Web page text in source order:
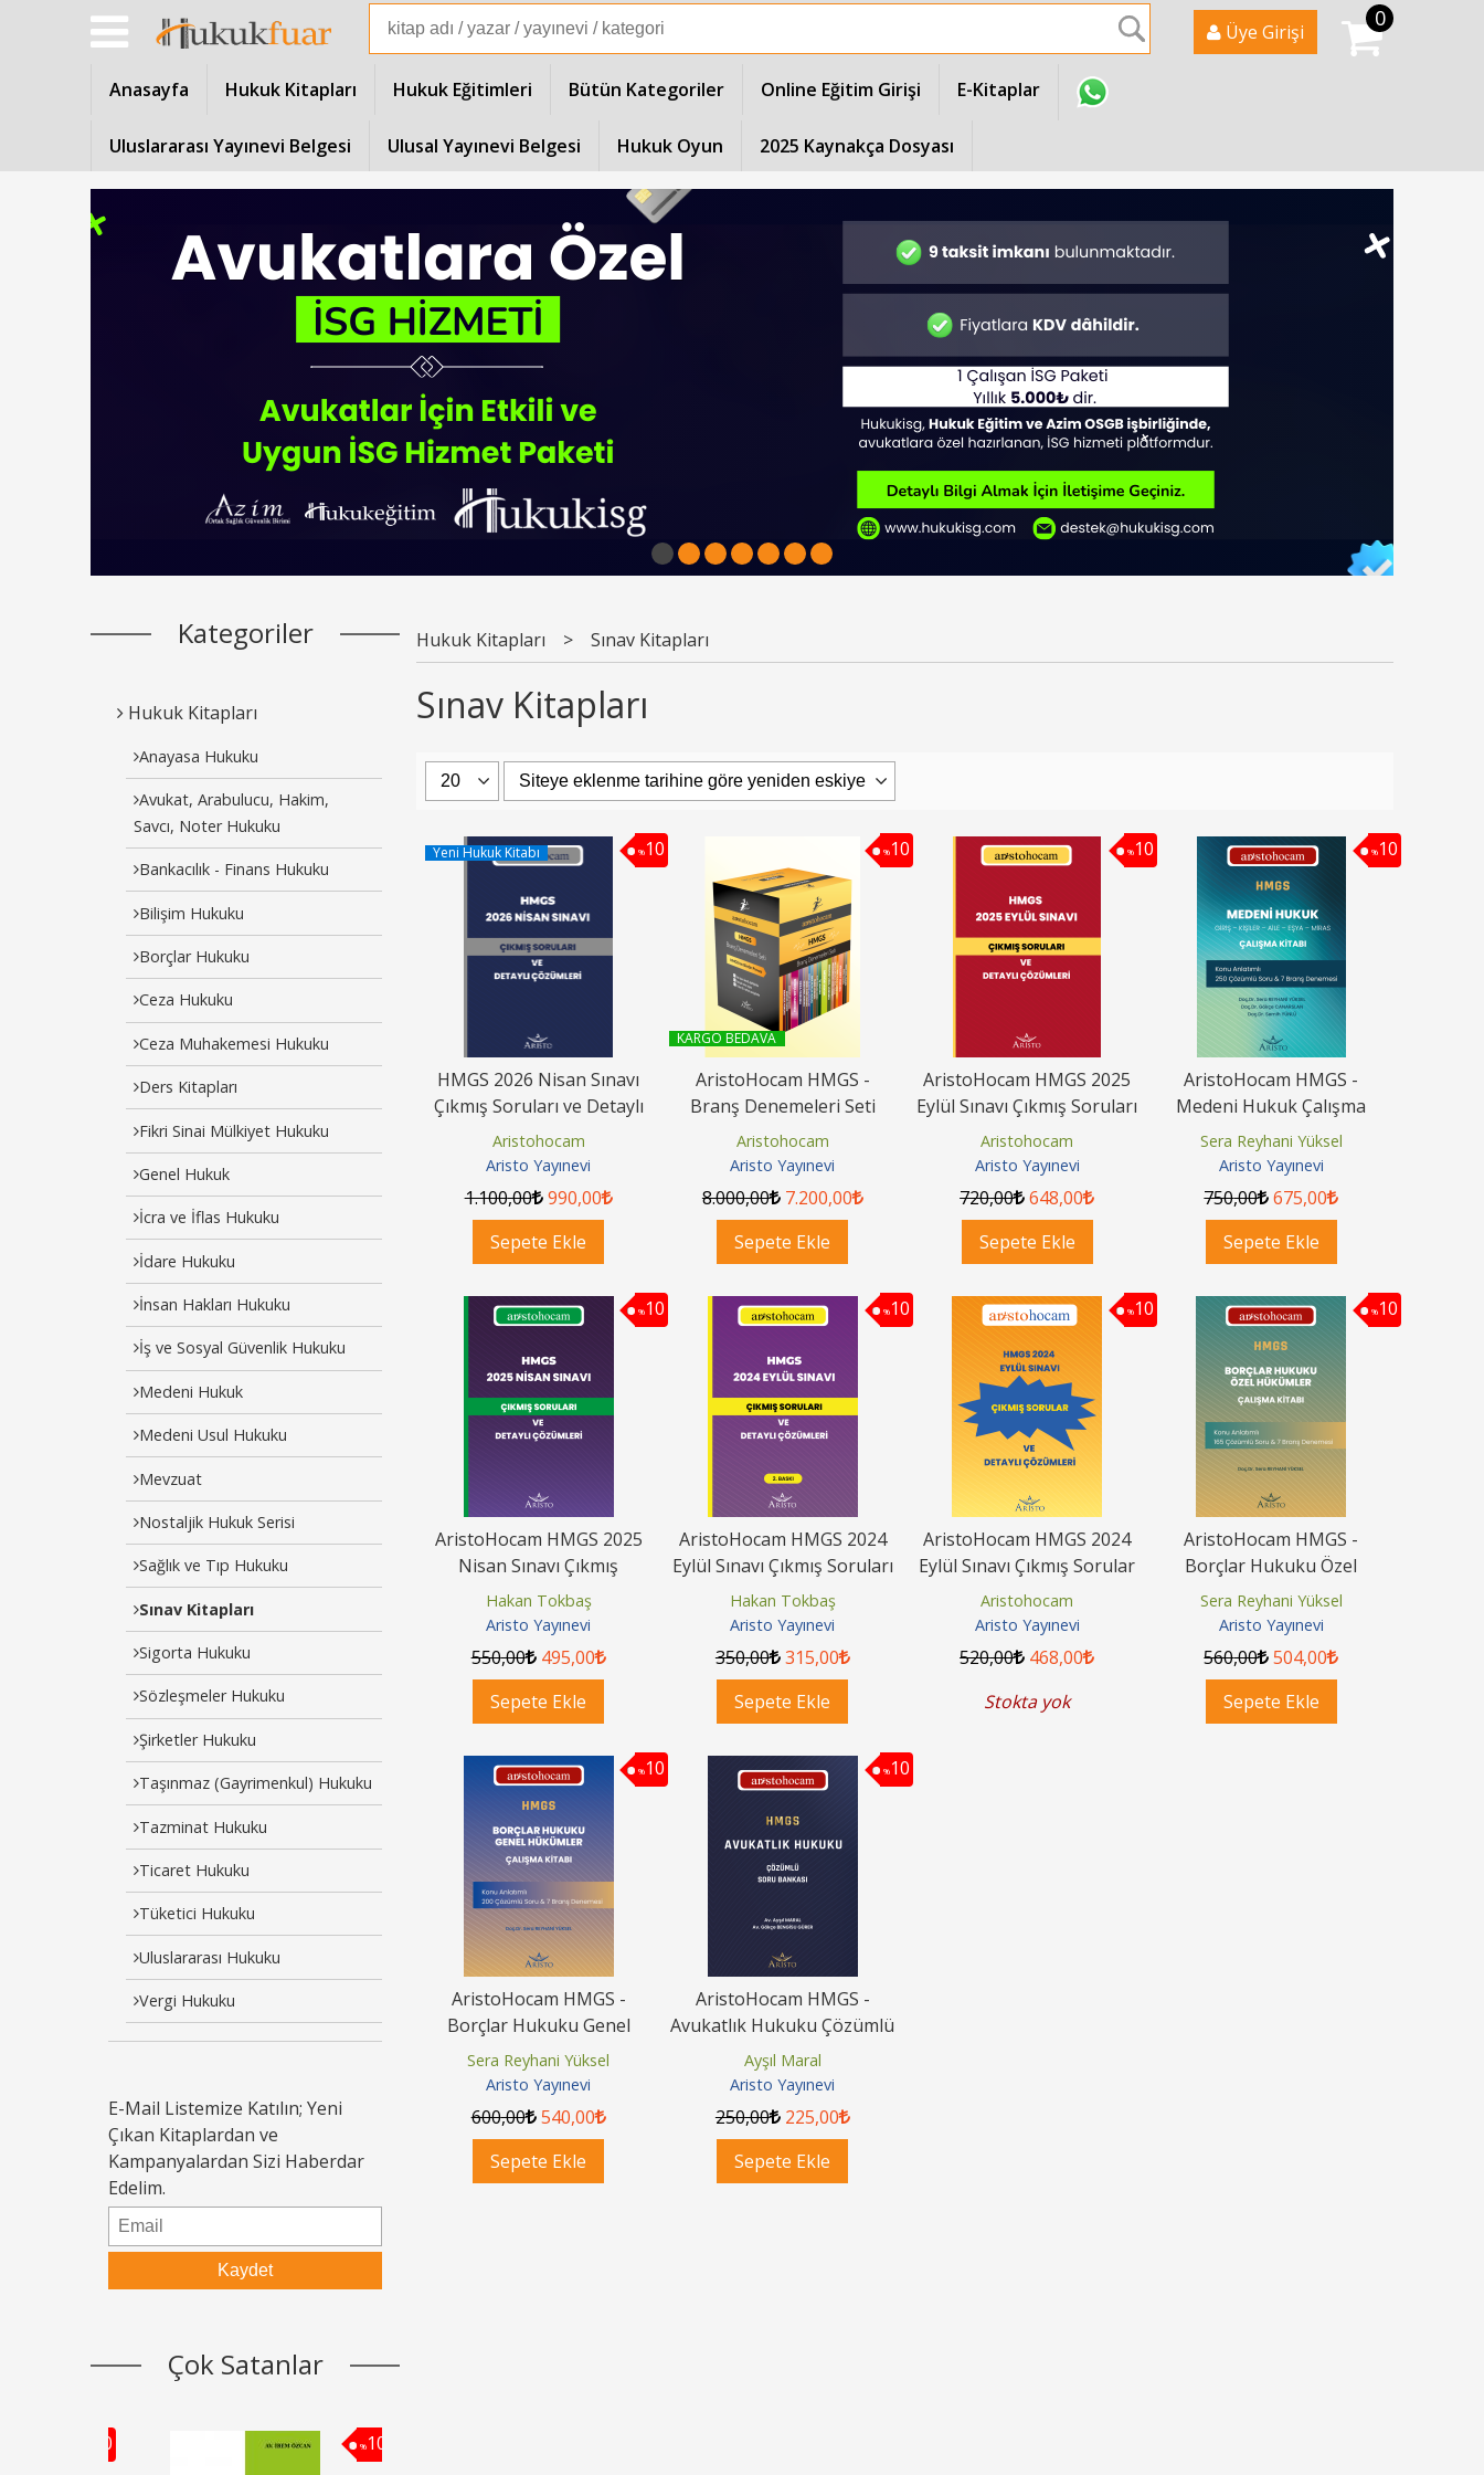
0
Üye Girişi
Anasayfa Hukuk Kitapları Hukuk Eğitimleri Bütün Kategoriler Online Eğitim Girişi E-Kitaplar
Uluslararası Yayınevi Belgesi Ulusal Yayınevi Belgesi Hukuk Oyun 2025 Kaynakça Dosyası
1 2 3 4 5 6
Kategoriler
Hukuk Kitapları
Anayasa Hukuku
Avukat, Arabulucu, Hakim,
Savcı, Noter Hukuku
Bankacılık - Finans Hukuku
Bilişim Hukuku
Borçlar Hukuku
Ceza Hukuku
Ceza Muhakemesi Hukuku
Ders Kitapları
Fikri Sinai Mülkiyet Hukuku
Genel Hukuk
İcra ve İflas Hukuku
İdare Hukuku
İnsan Hakları Hukuku
İş ve Sosyal Güvenlik Hukuku
Medeni Hukuk
Medeni Usul Hukuku
Mevzuat
Nostaljik Hukuk Serisi
Sağlık ve Tıp Hukuku
Sınav Kitapları
Sigorta Hukuku
Sözleşmeler Hukuku
Şirketler Hukuku
Taşınmaz (Gayrimenkul) Hukuku
Tazminat Hukuku
Ticaret Hukuku
Tüketici Hukuku
Uluslararası Hukuku
Vergi Hukuku
E-Mail Listemize Katılın; Yeni
Çıkan Kitaplardan ve
Kampanyalardan Sizi Haberdar
Edelim.
Çok Satanlar
10 %10
Hukuk Kitapları > Sınav Kitapları
Sınav Kitapları
%10
Yeni Hukuk Kitabı
HMGS 2026 Nisan Sınavı
Çıkmış Soruları ve Detaylı
Çözümleri
Aristohocam
Aristo Yayınevi
1.100,00 990,00
Sepete Ekle
%10
KARGO BEDAVA
AristoHocam HMGS -
Branş Denemeleri Seti
Aristohocam
Aristo Yayınevi
8.000,00 7.200,00
Sepete Ekle
%10
AristoHocam HMGS 2025
Eylül Sınavı Çıkmış Soruları
ve Detaylı Çözümleri
Aristohocam
Aristo Yayınevi
720,00 648,00
Sepete Ekle
%10
AristoHocam HMGS -
Medeni Hukuk Çalışma
Kitabı
Sera Reyhani Yüksel
Aristo Yayınevi
750,00 675,00
Sepete Ekle
%10
AristoHocam HMGS 2025
Nisan Sınavı Çıkmış
Soruları ve Detaylı
Çözümleri
Hakan Tokbaş
Aristo Yayınevi
550,00 495,00
Sepete Ekle
%10
AristoHocam HMGS 2024
Eylül Sınavı Çıkmış Soruları
ve Detaylı Çözümleri
Hakan Tokbaş
Aristo Yayınevi
350,00 315,00
Sepete Ekle
%10
AristoHocam HMGS 2024
Eylül Sınavı Çıkmış Sorular
ve Detaylı Çözümleri
Aristohocam
Aristo Yayınevi
520,00 468,00
Stokta yok
%10
AristoHocam HMGS -
Borçlar Hukuku Özel
Hükümler Çalışma Kitabı
Sera Reyhani Yüksel
Aristo Yayınevi
560,00 504,00
Sepete Ekle
%10
AristoHocam HMGS -
Borçlar Hukuku Genel
Hükümler Çalışma Kitabı
Sera Reyhani Yüksel
Aristo Yayınevi
600,00 540,00
Sepete Ekle
%10
AristoHocam HMGS -
Avukatlık Hukuku Çözümlü
Soru Bankası
Ayşıl Maral
Aristo Yayınevi
250,00 225,00
Sepete Ekle